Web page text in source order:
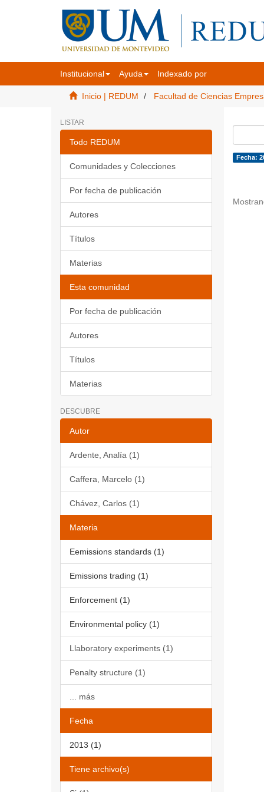
Institucional Ayuda Indexado por
Inicio | REDUM Facultad de Ciencias
LISTAR
Todo REDUM
Comunidades y Colecciones
Por fecha de publicación
Autores
Títulos
Materias
Esta comunidad
Por fecha de publicación
Autores
Títulos
Materias
DESCUBRE
Autor
Ardente, Analía (1)
Caffera, Marcelo (1)
Chávez, Carlos (1)
Materia
Eemissions standards (1)
Emissions trading (1)
Enforcement (1)
Environmental policy (1)
Llaboratory experiments (1)
Penalty structure (1)
... más
Fecha
2013 (1)
Tiene archivo(s)
Fecha: